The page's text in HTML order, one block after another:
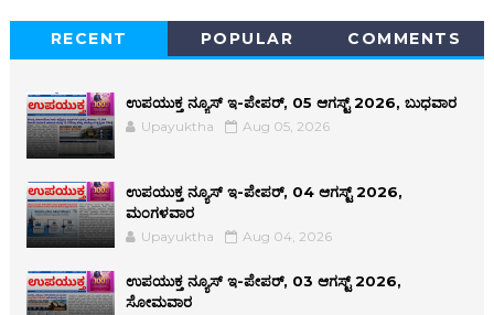
RECENT POPULAR COMMENTS
ಉಪಯುಕ್ತ ನ್ಯೂಸ್ ಇ-ಪೇಪರ್, 05 ಆಗಸ್ಟ್ 2026, ಬುಧವಾರ
Upayuktha Aug 05, 2026
ಉಪಯುಕ್ತ ನ್ಯೂಸ್ ಇ-ಪೇಪರ್, 04 ಆಗಸ್ಟ್ 2026,
ಮಂಗಳವಾರ
Upayuktha Aug 04, 2026
ಉಪಯುಕ್ತ ನ್ಯೂಸ್ ಇ-ಪೇಪರ್, 03 ಆಗಸ್ಟ್ 2026,
ಸೋಮವಾರ